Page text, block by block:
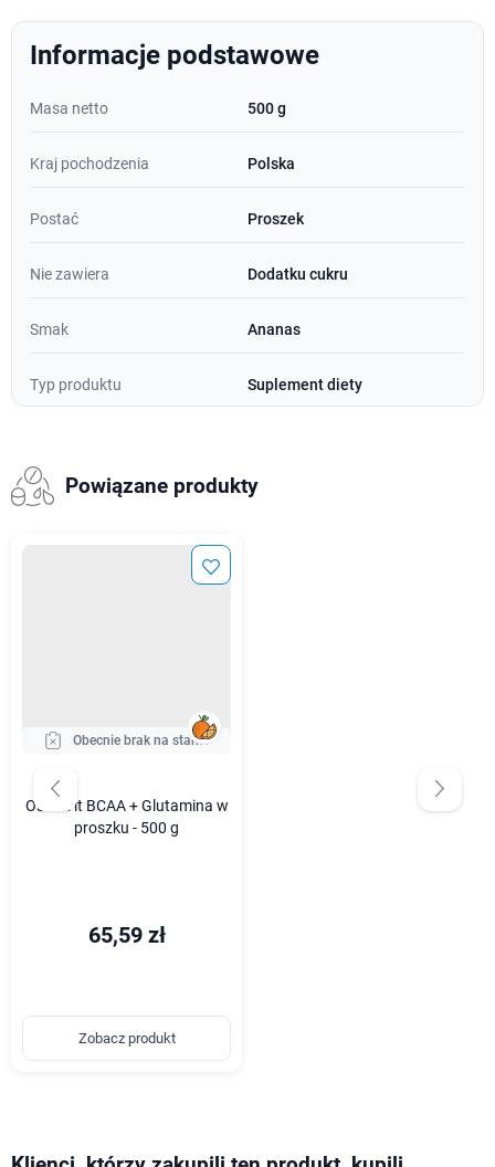
Informacje podstawowe
Masa netto 500 g
Kraj pochodzenia Polska
Postać Proszek
Nie zawiera Dodatku cukru
Smak Ananas
Typ produktu Suplement diety
Powiązane produkty
Obecnie brak na stanie
OstroVit BCAA + Glutamina w
proszku - 500 g
65,59 zł
Zobacz produkt